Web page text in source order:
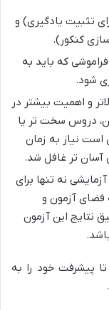
تثبیت یادگیری) و
کنکور).
که باید به
شود.
و اهمیت بیشتر در
دروس سخت تر یا
نیاز به زمان
آسان تر غافل شد.
نه تنها برای
آزمون و
نتایج این آزمون
پیشرفت خود را به